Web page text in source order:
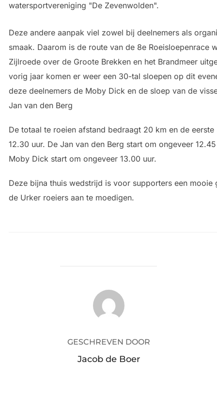
watersportvereniging "De Zevenwolden".
Deze andere aanpak viel zowel bij deelnemers als
smaak. Daarom is de route van de 8e Roeisloepenrace
Zijlroede over de Groote Brekken en het Brandmeer
vorig jaar komen er weer een 30-tal sloepen op dit
deze deelnemers de Moby Dick en de sloep van de
Jan van den Berg
De totaal te roeien afstand bedraagt 20 km en de eerste
12.30 uur. De Jan van den Berg start om ongeveer
Moby Dick start om ongeveer 13.00 uur.
Deze bijna thuis wedstrijd is voor supporters een mooie
de Urker roeiers aan te moedigen.
BERICHTAUTEUR
GESCHREVEN DOOR
Jacob de Boer